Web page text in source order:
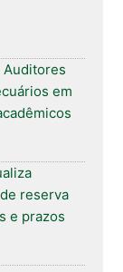
Auditores
em
reserva
e prazos